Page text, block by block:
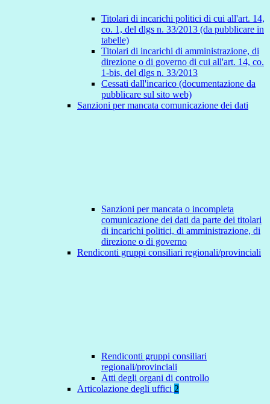
Titolari di incarichi politici di cui all'art. 14,
co. 1, del dlgs n. 33/2013 (da pubblicare in
tabelle)
Titolari di incarichi di amministrazione, di
direzione o di governo di cui all'art. 14, co.
1-bis, del dlgs n. 33/2013
Cessati dall'incarico (documentazione da
pubblicare sul sito web)
Sanzioni per mancata comunicazione dei dati
Sanzioni per mancata o incompleta
comunicazione dei dati da parte dei titolari
di incarichi politici, di amministrazione, di
direzione o di governo
Rendiconti gruppi consiliari regionali/provinciali
Rendiconti gruppi consiliari
regionali/provinciali
Atti degli organi di controllo
Articolazione degli uffici 2